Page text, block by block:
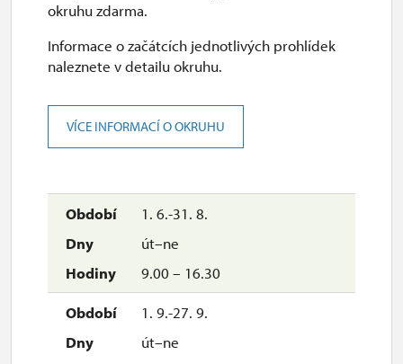
2027
1. 6.-31. 8.
út–ne
9.00 – 16.30
1. 9.-27. 9.
út–ne
okruhu zdarma.
Informace o začátcích jednotlivých prohlídek
naleznete v detailu okruhu.
VÍCE INFORMACÍ O OKRUHU